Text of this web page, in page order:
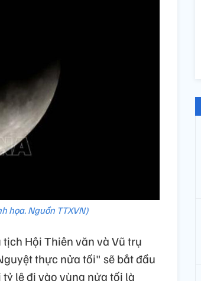
họa. Nguồn TTXVN)
Hội Thiên văn và Vũ trụ
thực nửa tối" sẽ bắt đầu
lệ đi vào vùng nửa tối là